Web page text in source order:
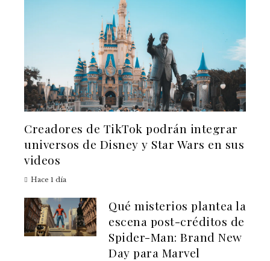
Creadores de TikTok podrán integrar
universos de Disney y Star Wars en sus
videos
Hace 1 día
Qué misterios plantea la
escena post-créditos de
Spider-Man: Brand New
Day para Marvel